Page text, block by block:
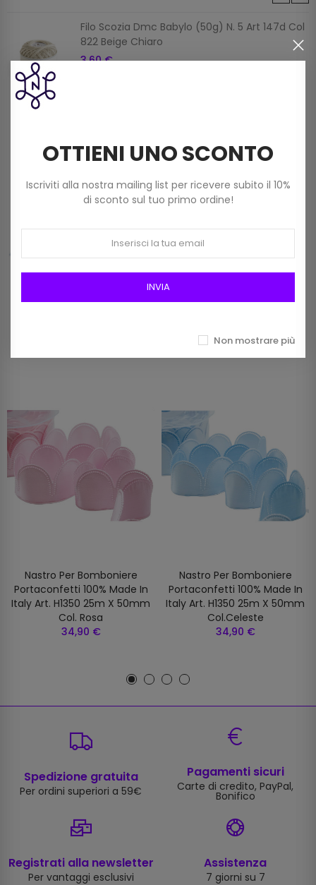
Filo Scozia Dmc Babylo (50g) N. 5 Art 147d Col
822 Beige Chiaro
3,60 €
9,00 €
Frangia In Rafia Da 15mm Art 2116/15 Col 01
Bianco
12,00 €
Prodotti della stessa categoria
Nastro Per Bomboniere
Portaconfetti 100% Made In
Italy Art. H1350 25m X 50mm
Col. Rosa
34,90 €
Nastro Per Bomboniere
Portaconfetti 100% Made In
Italy Art. H1350 25m X 50mm
Col.celeste
34,90 €
Spedizione gratuita
Per ordini superiori a 59€
Pagamenti sicuri
Carte di credito, PayPal,
Bonifico
Registrati alla newsletter
Per vantaggi esclusivi
Assistenza
7 giorni su 7
OTTIENI UNO SCONTO
Iscriviti alla nostra mailing list per ricevere subito il 10%
di sconto sul tuo primo ordine!
INVIA
Non mostrare più